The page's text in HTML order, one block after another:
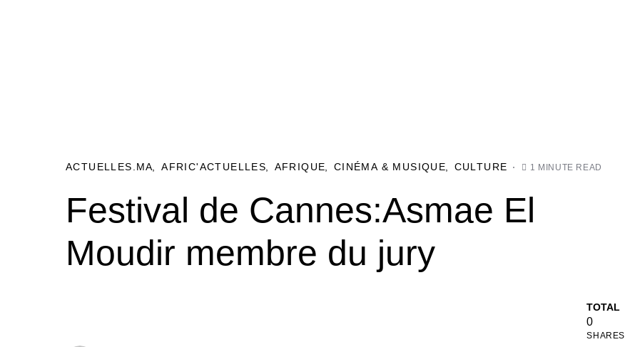
ACTUELLES.MA AFRIC'ACTUELLES AFRIQUE CINÉMA & MUSIQUE CULTURE 1 MINUTE READ
Festival de Cannes:Asmae El
Moudir membre du jury
TOTAL
0
SHARES